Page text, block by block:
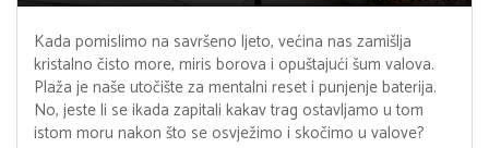
Kada pomislimo na savršeno ljeto, većina nas zamišlja
kristalno čisto more, miris borova i opuštajući šum valova.
Plaža je naše utočište za mentalni reset i punjenje baterija.
No, jeste li se ikada zapitali kakav trag ostavljamo u tom
istom moru nakon što se osvježimo i skočimo u valove?